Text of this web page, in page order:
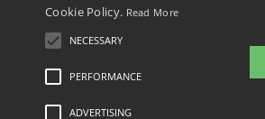
Legal Mentions-Privacy Policy
Cookie Policy. Read More
NECESSARY
PERFORMANCE
ADVERTISING